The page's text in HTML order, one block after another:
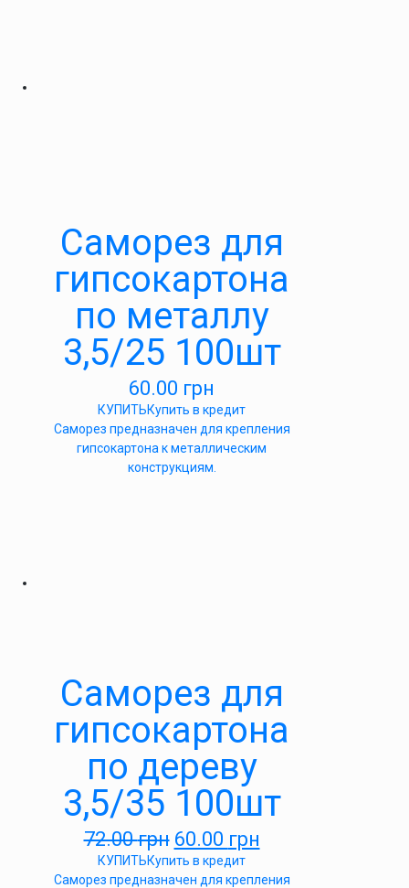
Саморез для
гипсокартона
по металлу
3,5/25 100шт
60.00 грн
КУПИТЬКупить в кредит
Саморез предназначен для крепления
гипсокартона к металлическим
конструкциям.
Саморез для
гипсокартона
по дереву
3,5/35 100шт
72.00грн 60.00 грн
КУПИТЬКупить в кредит
Саморез предназначен для крепления